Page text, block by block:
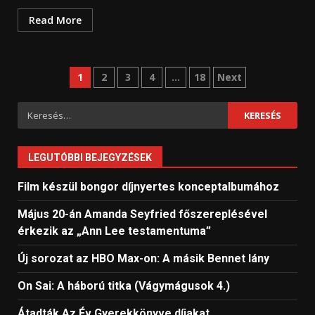
Read More
Bejegyzések
lapozása
1 2 3 4 … 18 Next
Keresés:
LEGUTÓBBI BEJEGYZÉSEK
Film készül bongor díjnyertes konceptalbumához
Május 20-án Amanda Seyfried főszereplésével
érkezik az „Ann Lee testamentuma”
Új sorozat az HBO Max-on: A másik Bennet lány
On Sai: A ​háború titka (Vágymágusok 4.)